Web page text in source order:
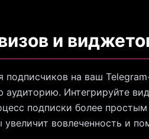
и
на ваш
аудиторию. Интегрируйте
подписки более простым
вовлеченность и